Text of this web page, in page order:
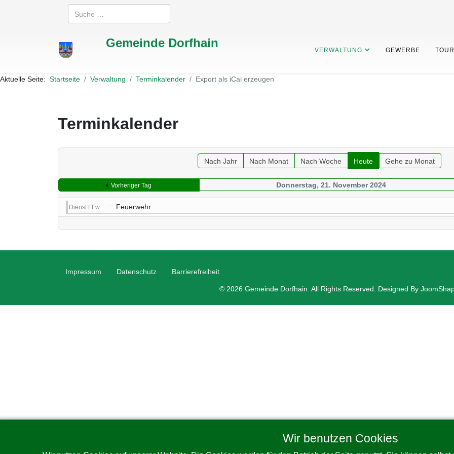
Suchen
Gemeinde Dorfhain VERWALTUNG GEWERBE
Aktuelle Seite: Startseite Verwaltung Terminkalender Export als iCal erzeugen
Terminkalender
Nach Jahr Nach Monat Nach Woche Heute Gehe zu Monat
Vorheriger Tag Donnerstag, 21. November 2024
Dienst FFw :: Feuerwehr
Impressum Datenschutz
Barrierefreiheit
© 2026 Gemeinde Dorfhain. All Rights Reserved. Designed By
Wir benutzen Cookies